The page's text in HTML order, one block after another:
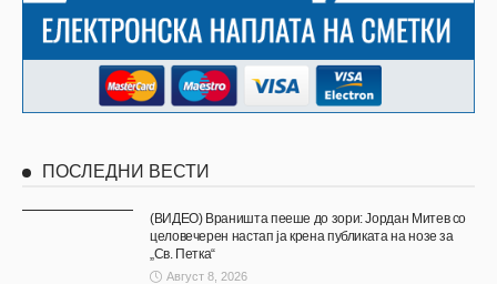
ПОСЛЕДНИ ВЕСТИ
(ВИДЕО) Враништа пееше до зори: Јордан Митев со
целовечерен настап ја крена публиката на нозе за
„Св. Петка“
Август 8, 2026